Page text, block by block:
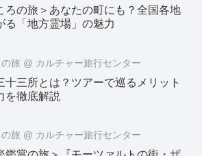
ろの旅＞あなたの町にも？全国各地
る「地方霊場」の魅力
旅 @ カルチャー旅行センター
十三所とは？ツアーで巡るメリット
を徹底解説
旅 @ カルチャー旅行センター